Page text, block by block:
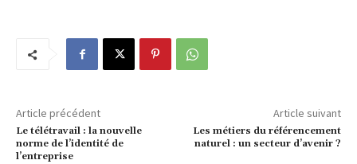
Article précédent
Le télétravail : la nouvelle
norme de l’identité de
l’entreprise
Article suivant
Les métiers du référencement
naturel : un secteur d’avenir ?